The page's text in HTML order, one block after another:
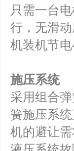
只需一台
行，无滑
机装机节电
施压系统
采用组合
簧施压系
机的避让